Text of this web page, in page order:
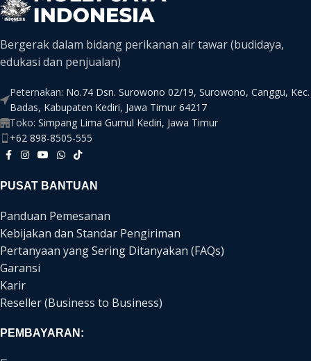
Bergerak dalam bidang perikanan air tawar (budidaya,
edukasi dan penjualan)
Peternakan: No.74 Dsn. Surowono 02/19, Surowono, Canggu, Kec.
Badas, Kabupaten Kediri, Jawa Timur 64217
Toko: Simpang Lima Gumul Kediri, Jawa Timur
+62 898-8505-555
PUSAT BANTUAN
Panduan Pemesanan
Kebijakan dan Standar Pengiriman
Pertanyaan yang Sering Ditanyakan (FAQs)
Garansi
Karir
Reseller (Business to Business)
PEMBAYARAN: